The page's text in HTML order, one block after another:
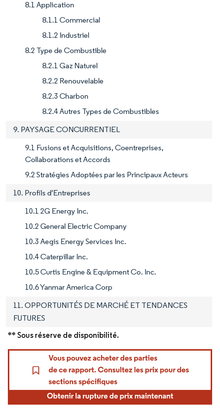
8.1 Application
8.1.1 Commercial
8.1.2 Industriel
8.2 Type de Combustible
8.2.1 Gaz Naturel
8.2.2 Renouvelable
8.2.3 Charbon
8.2.4 Autres Types de Combustibles
9. PAYSAGE CONCURRENTIEL
9.1 Fusions et Acquisitions, Coentreprises,
Collaborations et Accords
9.2 Stratégies Adoptées par les Principaux Acteurs
10. Profils d'Entreprises
10.1 2G Energy Inc.
10.2 General Electric Company
10.3 Aegis Energy Services Inc.
10.4 Caterpillar Inc.
10.5 Curtis Engine & Equipment Co. Inc.
10.6 Yanmar America Corp
11. OPPORTUNITÉS DE MARCHÉ ET TENDANCES
FUTURES
** Sous réserve de disponibilité.